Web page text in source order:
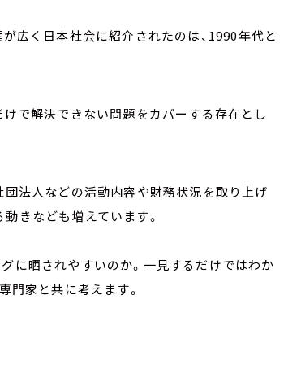
広く日本社会に紹介されたのは、1990年代と
で解決できない問題をカバーする存在とし
法人などの活動内容や財務状況を取り上げ
きなども増えています。
に晒されやすいのか。一見するだけではわか
門家と共に考えます。